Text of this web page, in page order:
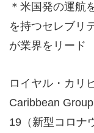
＊米国発の運航
を持つセレブリ
が業界をリード
ロイヤル・カリ
Caribbean
19（新型コロナ